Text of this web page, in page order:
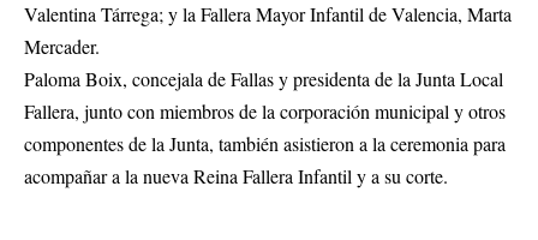
Valentina Tárrega; y la Fallera Mayor Infantil de Valencia, Marta
Mercader.
Paloma Boix, concejala de Fallas y presidenta de la Junta Local
Fallera, junto con miembros de la corporación municipal y otros
componentes de la Junta, también asistieron a la ceremonia para
acompañar a la nueva Reina Fallera Infantil y a su corte.